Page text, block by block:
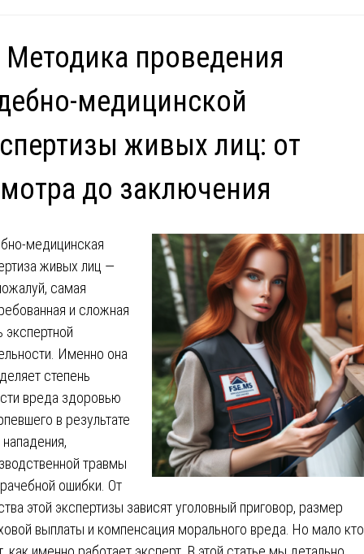
проведения
медицинской
живых лиц: от
до заключения
медицинская
живых лиц —
самая
и сложная
экспертной
Именно она
степень
вреда здоровью
в результате
травмы
ошибки. От
этой экспертизы зависят уголовный приговор, размер
выплаты и компенсация морального вреда. Но мало кто